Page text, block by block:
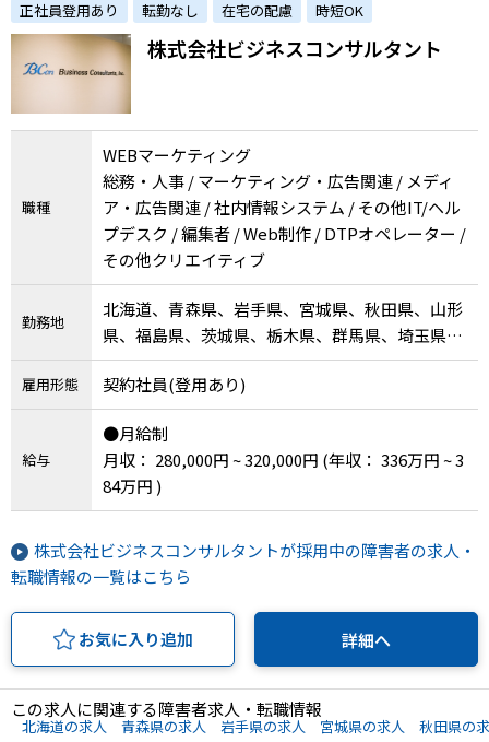
ら経験を活かしませんか？
正社員登用あり 転勤なし 在宅の配慮 時短OK
株式会社ビジネスコンサルタント
職種
WEBマーケティング
総務・人事 / マーケティング・広告関連 / メディ
ア・広告関連 / 社内情報システム / その他IT/ヘル
プデスク / 編集者 / Web制作 / DTPオペレーター /
その他クリエイティブ
勤務地
北海道、青森県、岩手県、宮城県、秋田県、山形
県、福島県、茨城県、栃木県、群馬県、埼玉県、
千葉県、東京都、神奈川県、新潟県、富山県、石
川県、福井県、山梨県、長野県、岐阜県、静岡
県、愛知県、三重県、滋賀県、京都府、大阪府、
兵庫県、奈良県、和歌山県、鳥取県、島根県、岡
山県、広島県、山口県、徳島県、香川県、愛媛
県、高知県、福岡県、佐賀県、長崎県、熊本県、
大分県、宮崎県、鹿児島県、沖縄県
雇用形態 契約社員(登用あり)
給与
●月給制
月収： 280,000円 ~ 320,000円 (年収： 336万円 ~ 3
84万円 )
株式会社ビジネスコンサルタントが採用中の障害者の求人・
転職情報の一覧はこちら
お気に入り追加 詳細へ
この求人に関連する障害者求人・転職情報
北海道の求人 青森県の求人 岩手県の求人 宮城県の求人 秋田県の